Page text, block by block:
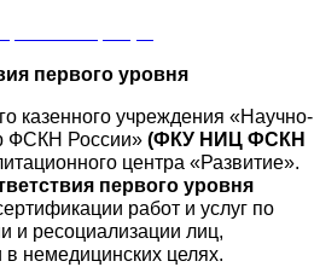
первого уровня
казенного учреждения «Научно-
ФСКН России» (ФКУ НИЦ ФСКН
центра «Развитие».
первого уровня
работ и услуг по
и ресоциализации лиц,
немедицинских целях.